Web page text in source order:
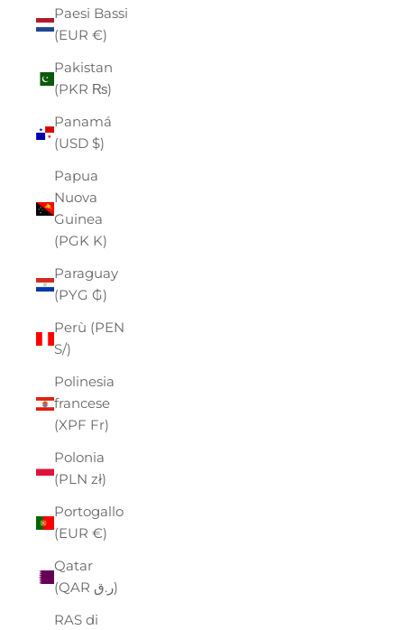
Paesi Bassi
(EUR €)
Pakistan
(PKR ₨)
Panamá
(USD $)
Papua
Nuova
Guinea
(PGK K)
Paraguay
(PYG ₲)
Perù (PEN
S/)
Polinesia
francese
(XPF Fr)
Polonia
(PLN zł)
Portogallo
(EUR €)
Qatar
(QAR ر.ق)
RAS di